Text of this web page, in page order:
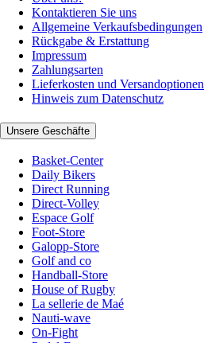
Kontaktieren Sie uns
Allgemeine Verkaufsbedingungen
Rückgabe & Erstattung
Impressum
Zahlungsarten
Lieferkosten und Versandoptionen
Hinweis zum Datenschutz
Unsere Geschäfte
Basket-Center
Daily Bikers
Direct Running
Direct-Volley
Espace Golf
Foot-Store
Galopp-Store
Golf and co
Handball-Store
House of Rugby
La sellerie de Maé
Nauti-wave
On-Fight